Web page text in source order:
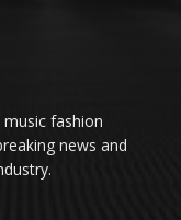
fashion
news and